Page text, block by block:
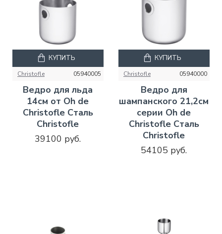
Christofle 05940005
Ведро для льда
14см от Oh de
Christofle Сталь
Christofle
39100 руб.
КУПИТЬ
Christofle 05940000
Ведро для
шампанского 21,2см
серии Oh de
Christofle Сталь
Christofle
54105 руб.
КУПИТЬ